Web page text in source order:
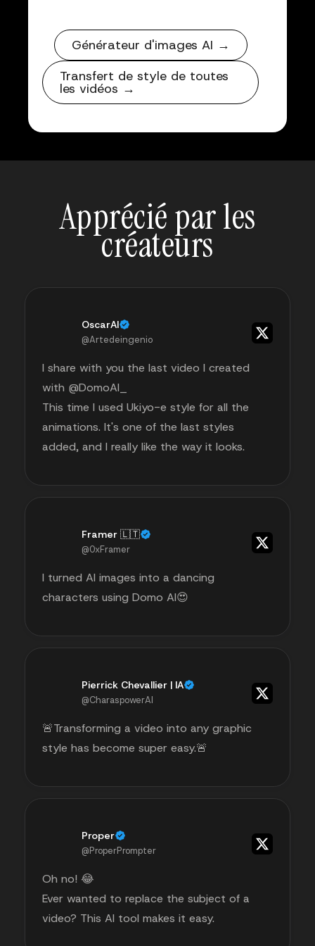
Générateur d'images AI →
Transfert de style de toutes
les vidéos →
Apprécié par les
créateurs
OscarAI
@Artedeingenio
I share with you the last video I created
with @DomoAI_
This time I used Ukiyo-e style for all the
animations. It's one of the last styles
added, and I really like the way it looks.
Framer 🇱🇹
@0xFramer
I turned AI images into a dancing
characters using Domo AI😍
Pierrick Chevallier | IA
@CharaspowerAI
🚨Transforming a video into any graphic
style has become super easy.🚨
Proper
@ProperPrompter
Oh no! 😂
Ever wanted to replace the subject of a
video? This AI tool makes it easy.